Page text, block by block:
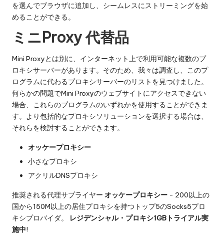
を選んでブラウザに追加し、シームレスにストリーミングを始
めることができる。
ミニProxy 代替品
Mini Proxyとは別に、インターネット上で利用可能な複数のプ
ロキシサーバーがあります。そのため、我々は調査し、このプ
ログラムに代わるプロキシサーバーのリストを見つけました。
何らかの問題でMini Proxyのウェブサイトにアクセスできない
場合、これらのプログラムのいずれかを使用することができま
す。より包括的なプロキシソリューションを選択する場合は、
それらを検討することができます。
オッケープロキシー
小さなプロキシ
アクリルDNSプロキシ
推奨される代理サプライヤー オッケープロキシー - 200以上の
国から150M以上の居住プロキシを持つトップ5のSocks5プロ
キシプロバイダ。
レジデンシャル・プロキシ1GBトライアル実
施中!